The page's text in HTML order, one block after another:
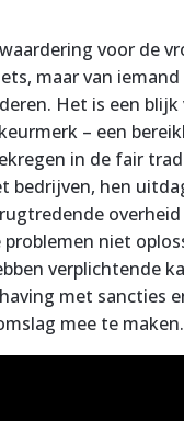
voor de
maar van iemand
Het is een blijk
– een
in de fair
bedrijven, hen
niet
verplichtende
met sancties
mee te